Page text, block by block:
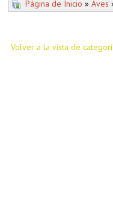
Página de Inicio » Aves
Volver a la vista de